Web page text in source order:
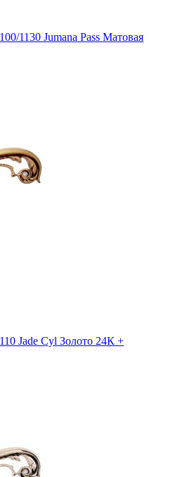
1130 Jumana Pass Матовая
Jade Cyl Золото 24К +